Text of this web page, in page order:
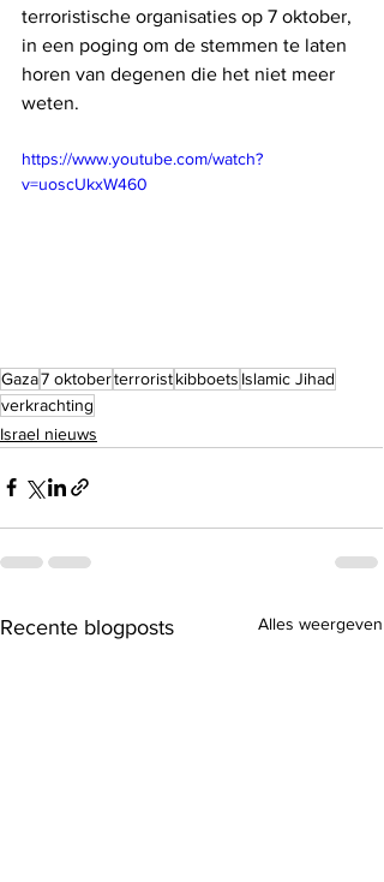
terroristische organisaties op 7 oktober,
in een poging om de stemmen te laten
horen van degenen die het niet meer
weten.
https://www.youtube.com/watch?
v=uoscUkxW460
Gaza7 oktoberterroristkibboets Islamic Jihad
verkrachting
Israel nieuws
Recente blogposts Alles weergeven